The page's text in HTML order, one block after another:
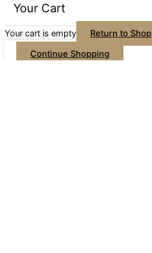
Your Cart
Your cart is empty
Return to Shop
Continue Shopping